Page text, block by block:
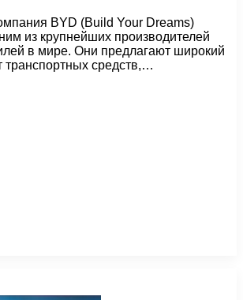
BYD (Build Your Dreams)
из крупнейших производителей
в мире. Они предлагают широкий
транспортных средств,…